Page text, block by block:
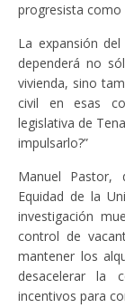
progresista como
La expansión
dependerá no
vivienda, sino
civil en esas
legislativa de
impulsarlo?”
Manuel Pastor,
Equidad de la
investigación
control de
mantener los
desacelerar la
incentivos para